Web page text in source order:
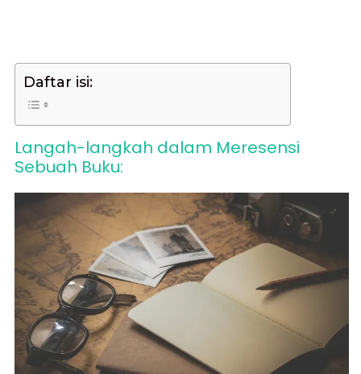
Daftar isi:
Langah-langkah dalam Meresensi
Sebuah Buku: